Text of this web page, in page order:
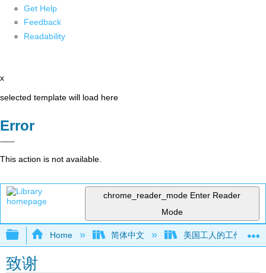
Get Help
Feedback
Readability
x
selected template will load here
Error
This action is not available.
chrome_reader_mode Enter Reader
Mode
Expand/collapse global hierarchy
Home 简体中文 美国工人的工作场所
致谢